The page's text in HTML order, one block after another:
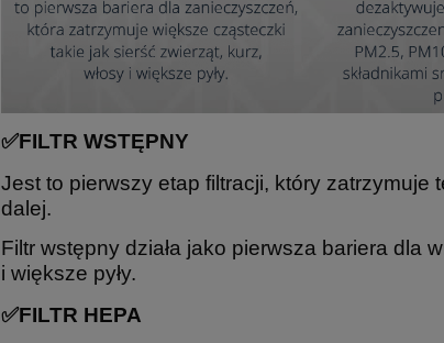
✅FILTR WSTĘPNY
Jest to pierwszy etap filtracji, który
dalej.
Filtr wstępny działa jako pierwsza bariera dla
i większe pyły.
✅FILTR HEPA